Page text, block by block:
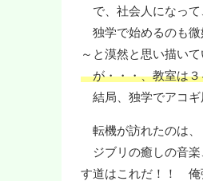
で、社会人になって
独学で始めるのも微
～と漠然と思い描いて
が・・・、教室は３
結局、独学でアコギ
転機が訪れたのは、
ジブリの癒しの音楽
す道はこれだ！！ 俺